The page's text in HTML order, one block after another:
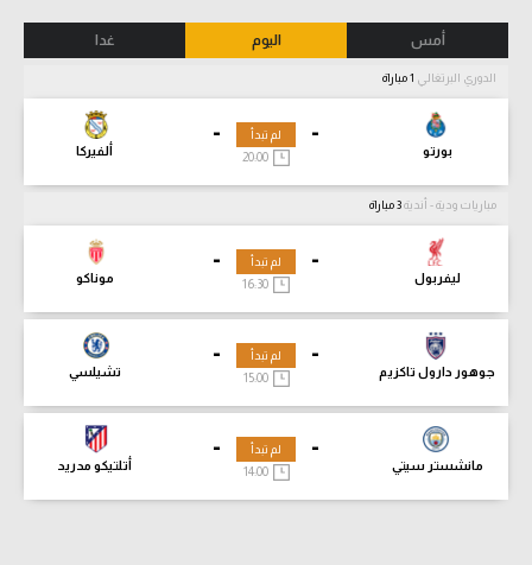
أمس اليوم غدا
الدوري البرتغالي
-
بورتو
-
ألفيركا
لم تبدأ
مباريات ودية - أندية
-
ليفربول
-
موناكو
لم تبدأ
-
جوهور دارول تاكزيم
-
تشيلسي
لم تبدأ
15:00
-
مانشستر سيتي
-
أتلتيكو مدريد
لم تبدأ
14:00